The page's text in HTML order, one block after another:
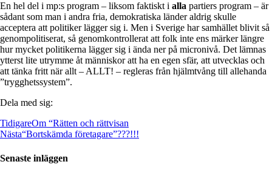
En hel del i mp:s program – liksom faktiskt i alla partiers program – är
sådant som man i andra fria, demokratiska länder aldrig skulle
acceptera att politiker lägger sig i. Men i Sverige har samhället blivit så
genompolitiserat, så genomkontrollerat att folk inte ens märker längre
hur mycket politikerna lägger sig i ända ner på micronivå. Det lämnas
ytterst lite utrymme åt människor att ha en egen sfär, att utvecklas och
att tänka fritt när allt – ALLT! – regleras från hjälmtvång till allehanda
”trygghetssystem”.
Dela med sig:
TidigareOm “Rätten och rättvisan
Nästa“Bortskämda företagare”???!!!
Senaste inläggen